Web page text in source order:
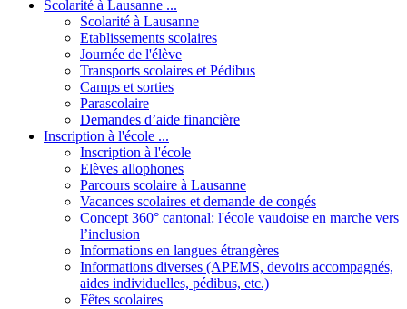
Scolarité à Lausanne ...
Scolarité à Lausanne
Etablissements scolaires
Journée de l'élève
Transports scolaires et Pédibus
Camps et sorties
Parascolaire
Demandes d’aide financière
Inscription à l'école ...
Inscription à l'école
Elèves allophones
Parcours scolaire à Lausanne
Vacances scolaires et demande de congés
Concept 360° cantonal: l'école vaudoise en marche vers
l’inclusion
Informations en langues étrangères
Informations diverses (APEMS, devoirs accompagnés,
aides individuelles, pédibus, etc.)
Fêtes scolaires